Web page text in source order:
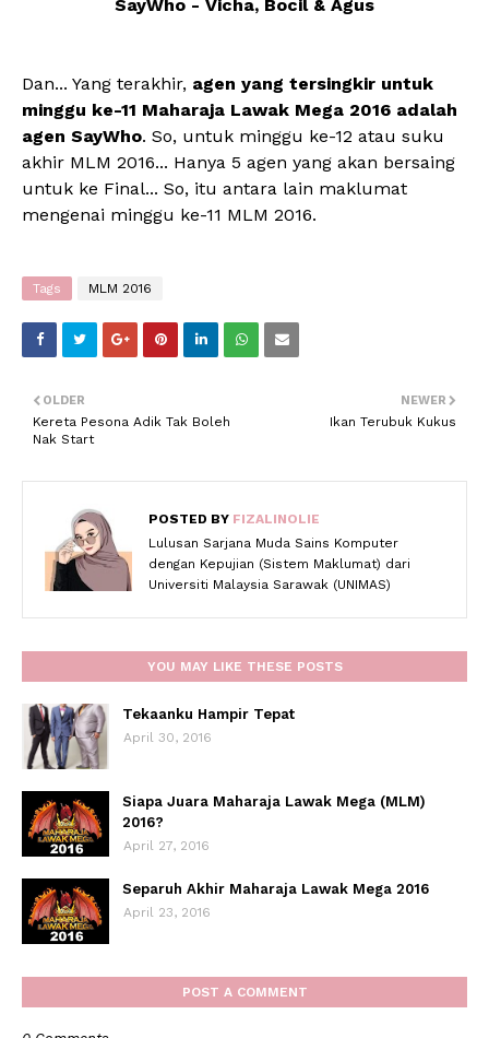
SayWho - Vicha, Bocil & Agus
Dan... Yang terakhir, agen yang tersingkir untuk
minggu ke-11 Maharaja Lawak Mega 2016 adalah
agen SayWho. So, untuk minggu ke-12 atau suku
akhir MLM 2016... Hanya 5 agen yang akan bersaing
untuk ke Final... So, itu antara lain maklumat
mengenai minggu ke-11 MLM 2016.
Tags MLM 2016
NEWER
Ikan Terubuk Kukus
OLDER
Kereta Pesona Adik Tak Boleh
Nak Start
POSTED BY FIZALINOLIE
Lulusan Sarjana Muda Sains Komputer
dengan Kepujian (Sistem Maklumat) dari
Universiti Malaysia Sarawak (UNIMAS)
YOU MAY LIKE THESE POSTS
Tekaanku Hampir Tepat
April 30, 2016
Siapa Juara Maharaja Lawak Mega (MLM)
2016?
April 27, 2016
Separuh Akhir Maharaja Lawak Mega 2016
April 23, 2016
POST A COMMENT